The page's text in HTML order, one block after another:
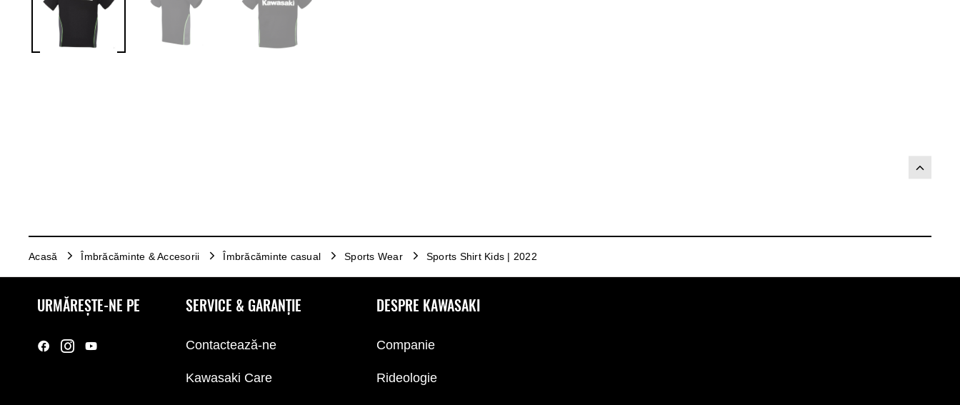
Acasă Îmbrăcăminte & Accesorii Îmbrăcăminte casual Sports Wear Sports Shirt Kids | 2022
URMĂREȘTE-NE PE SERVICE & GARANȚIE
Contactează-ne
Kawasaki Care
DESPRE KAWASAKI
Companie
Rideologie